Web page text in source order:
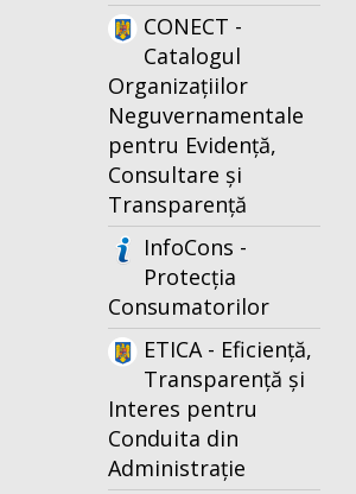
CONECT -
Catalogul
Organizațiilor
Neguvernamentale
pentru Evidență,
Consultare și
Transparență
InfoCons -
Protecția
Consumatorilor
ETICA - Eficiență,
Transparență și
Interes pentru
Conduita din
Administrație